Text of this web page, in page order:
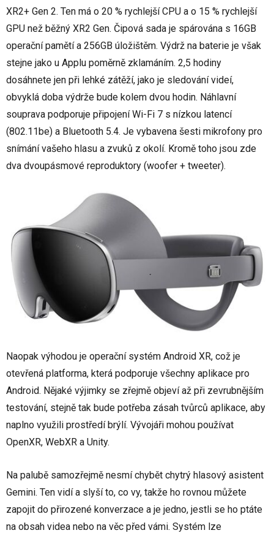
XR2+ Gen 2. Ten má o 20 % rychlejší CPU a o 15 % rychlejší
GPU než běžný XR2 Gen. Čipová sada je spárována s 16GB
operační pamětí a 256GB úložištěm. Výdrž na baterie je však
stejne jako u Applu poměrně zklamáním. 2,5 hodiny
dosáhnete jen při lehké zátěží, jako je sledování videí,
obvyklá doba výdrže bude kolem dvou hodin. Náhlavní
souprava podporuje připojení Wi-Fi 7 s nízkou latencí
(802.11be) a Bluetooth 5.4. Je vybavena šesti mikrofony pro
snímání vašeho hlasu a zvuků z okolí. Kromě toho jsou zde
dva dvoupásmové reproduktory (woofer + tweeter).
Naopak výhodou je operační systém Android XR, což je
otevřená platforma, která podporuje všechny aplikace pro
Android. Nějaké výjimky se zřejmě objeví až při zevrubnějším
testování, stejně tak bude potřeba zásah tvůrců aplikace, aby
naplno využili prostředí brýlí. Vývojáři mohou používat
OpenXR, WebXR a Unity.
Na palubě samozřejmě nesmí chybět chytrý hlasový asistent
Gemini. Ten vidí a slyší to, co vy, takže ho rovnou můžete
zapojit do přirozené konverzace a je jedno, jestli se ho ptáte
na obsah videa nebo na věc před vámi. Systém lze